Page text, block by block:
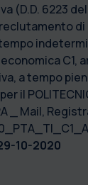
(D.D. 6223
di
C1,
a tempo
il
_ Mail,
10-2020